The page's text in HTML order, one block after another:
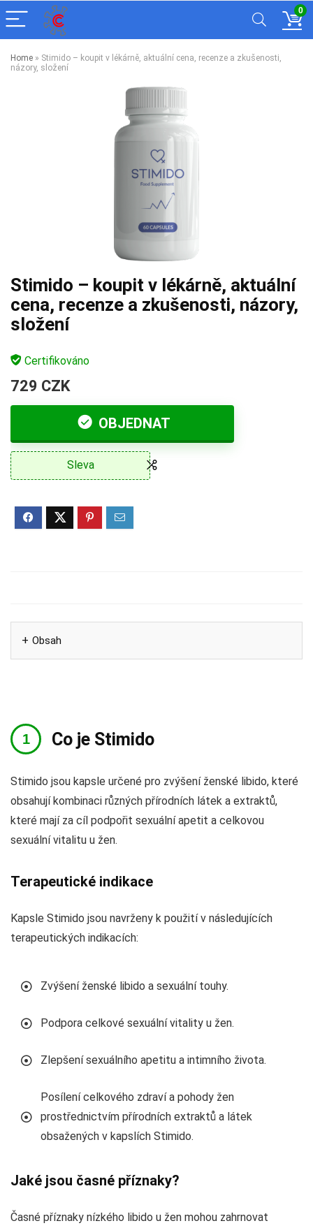
0
Home » Stimido – koupit v lékárně, aktuální cena, recenze a zkušenosti,
názory, složení
Stimido – koupit v lékárně, aktuální
cena, recenze a zkušenosti, názory,
složení
Certifikováno
729 CZK
OBJEDNAT
Sleva
Obsah
Co je Stimido
Stimido jsou kapsle určené pro zvýšení ženské libido, které
obsahují kombinaci různých přírodních látek a extraktů,
které mají za cíl podpořit sexuální apetit a celkovou
sexuální vitalitu u žen.
Terapeutické indikace
Kapsle Stimido jsou navrženy k použití v následujících
terapeutických indikacích:
Zvýšení ženské libido a sexuální touhy.
Podpora celkové sexuální vitality u žen.
Zlepšení sexuálního apetitu a intimního života.
Posílení celkového zdraví a pohody žen
prostřednictvím přírodních extraktů a látek
obsažených v kapslích Stimido.
Jaké jsou časné příznaky?
Časné příznaky nízkého libido u žen mohou zahrnovat